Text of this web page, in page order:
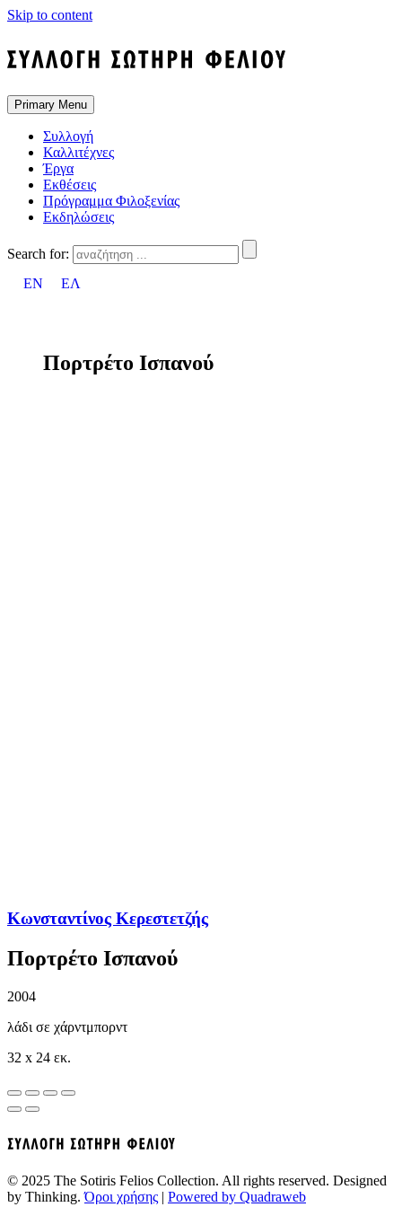
Skip to content
Primary Menu
Συλλογή
Καλλιτέχνες
Έργα
Εκθέσεις
Πρόγραμμα Φιλοξενίας
Εκδηλώσεις
Search for:
EN
ΕΛ
Πορτρέτο Ισπανού
Κωνσταντίνος Κερεστετζής
Πορτρέτο Ισπανού
2004
λάδι σε χάρντμπορντ
32 x 24 εκ.
© 2025 The Sotiris Felios Collection. All rights reserved. Designed
by Thinking.Όροι χρήσης | Powered by Quadraweb